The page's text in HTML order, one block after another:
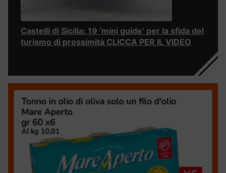
Castelli di Sicilia: 19 ‘mini guide’ per la sfida del
turismo di prossimità CLICCA PER IL VIDEO